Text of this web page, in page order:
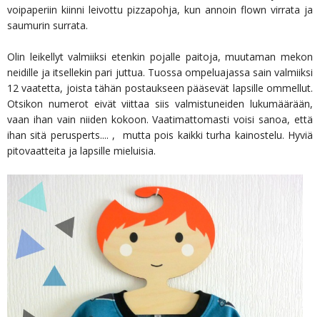
voipaperiin kiinni leivottu pizzapohja, kun annoin flown virrata ja
saumurin surrata.
Olin leikellyt valmiiksi etenkin pojalle paitoja, muutaman mekon
neidille ja itsellekin pari juttua. Tuossa ompeluajassa sain valmiiksi
12 vaatetta, joista tähän postaukseen pääsevät lapsille ommellut.
Otsikon numerot eivät viittaa siis valmistuneiden lukumäärään,
vaan ihan vain niiden kokoon. Vaatimattomasti voisi sanoa, että
ihan sitä perusperts.... , mutta pois kaikki turha kainostelu. Hyviä
pitovaatteita ja lapsille mieluisia.